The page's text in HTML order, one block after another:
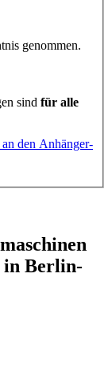
genommen.
sind für alle
an den Anhänger-
in Berlin-